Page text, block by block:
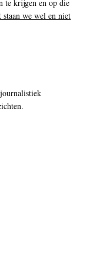
te krijgen en op die
staan we wel en niet